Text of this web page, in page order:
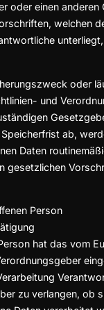
oder einen anderen
welchen
oder
und
ab,
Daten
gesetzlichen
Person
hat das vom
zu verlangen, ob